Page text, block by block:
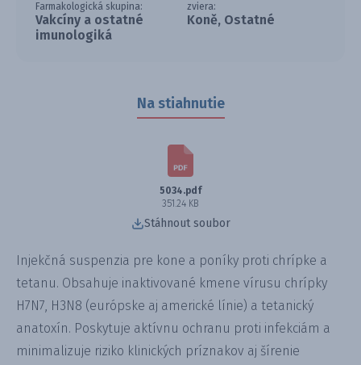
Farmakologická skupina:
Vakcíny a ostatné
imunologiká
zviera:
Koně, Ostatné
Na stiahnutie
5034.pdf
351.24 KB
Stáhnout soubor
Injekčná suspenzia pre kone a poníky proti chrípke a
tetanu. Obsahuje inaktivované kmene vírusu chrípky
H7N7, H3N8 (európske aj americké línie) a tetanický
anatoxín. Poskytuje aktívnu ochranu proti infekciám a
minimalizuje riziko klinických príznakov aj šírenie